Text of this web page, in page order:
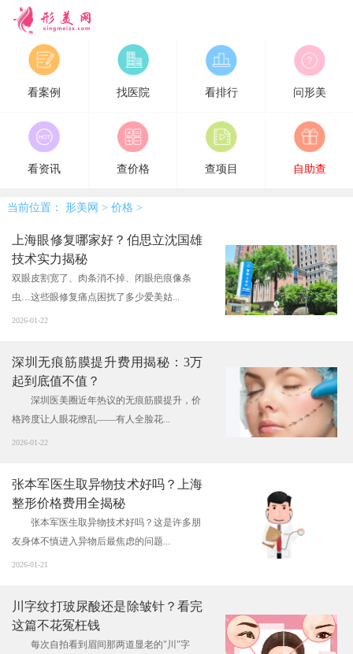
形美网
看案例 找医院 看排行 问形美
看资讯 查价格 查项目 自助查
当前位置： 形美网 > 价格 >
上海眼修复哪家好？伯思立沈国雄
技术实力揭秘
双眼皮割宽了、肉条消不掉、闭眼疤痕像条
虫…这些眼修复痛点困扰了多少爱美姑...
2026-01-22
深圳无痕筋膜提升费用揭秘：3万
起到底值不值？
深圳医美圈近年热议的无痕筋膜提升，价
格跨度让人眼花缭乱——有人全脸花...
2026-01-22
张本军医生取异物技术好吗？上海
整形价格费用全揭秘
张本军医生取异物技术好吗？这是许多朋
友身体不慎进入异物后最焦虑的问题...
2026-01-21
川字纹打玻尿酸还是除皱针？看完
这篇不花冤枉钱
每次自拍看到眉间那两道显老的"川"字